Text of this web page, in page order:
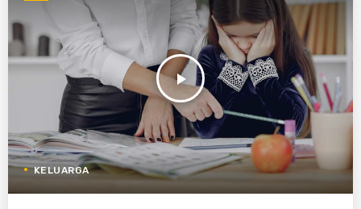
play_arrow
KELUARGA